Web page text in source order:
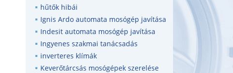
hűtők hibái
Ignis Ardo automata mosógép javítása
Indesit automata mosógép javítása
Ingyenes szakmai tanácsadás
inverteres klímák
Keverőtárcsás mosógépek szerelése